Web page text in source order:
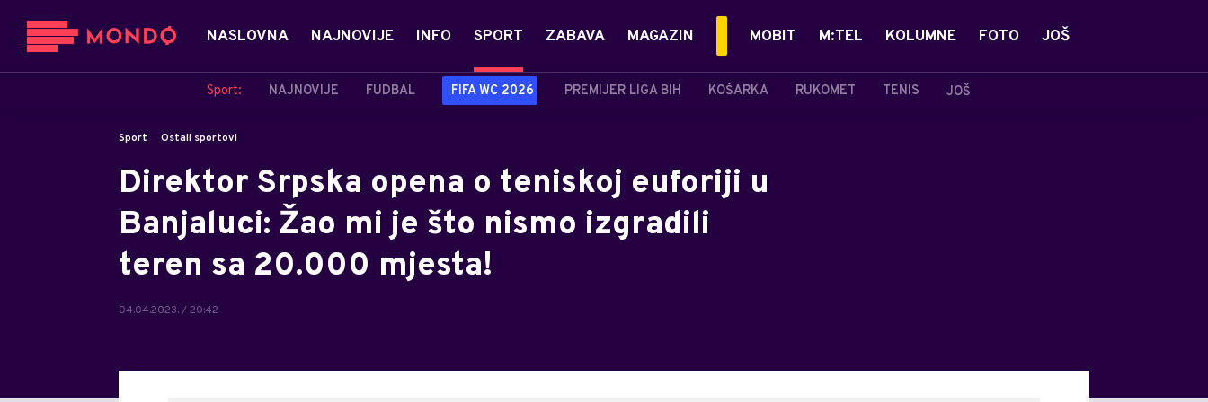
NASLOVNA NAJNOVIJE INFO SPORT
Sport: NAJNOVIJE FUDBAL FIFA WC 2026 PREMIJER LIGA BIH KOŠARKA RUKOMET TENIS JOŠ
ZABAVA MAGAZIN MOBIT M:TEL KOLUMNE FOTO JOŠ
Sport Ostali sportovi
Direktor Srpska opena o teniskoj euforiji u
Banjaluci: Žao mi je što nismo izgradili
teren sa 20.000 mjesta!
04.04.2023. / 20:42